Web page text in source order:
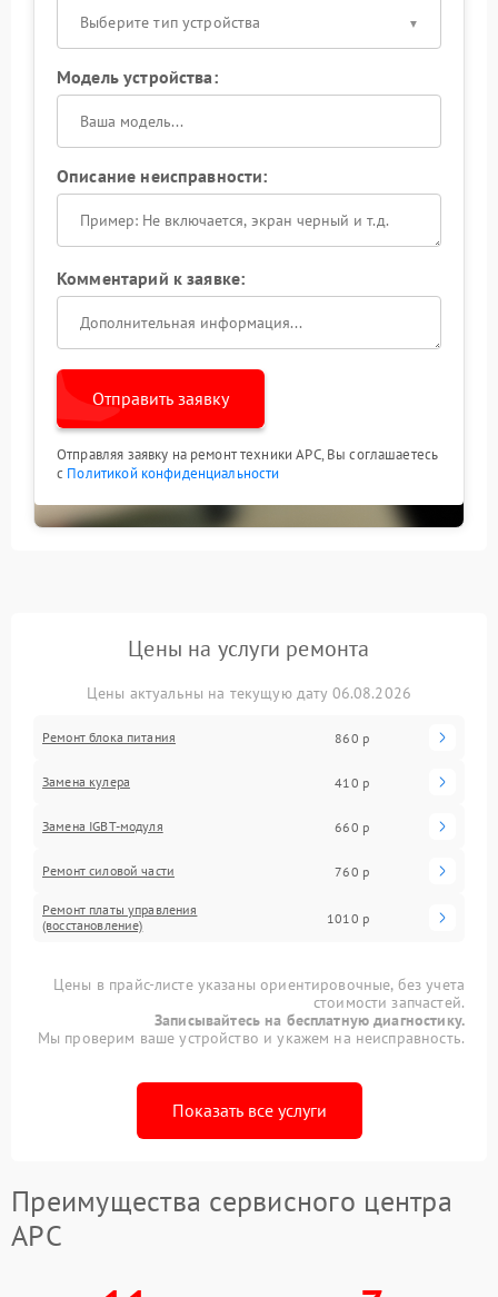
Выберите тип устройства
Модель устройства:
Описание неисправности:
Комментарий к заявке:
Отправить заявку
Отправляя заявку на ремонт техники APC, Вы соглашаетесь
с Политикой конфиденциальности
Цены на услуги ремонта
Цены актуальны на текущую дату 06.08.2026
Ремонт блока питания 860 р
Замена кулера 410 р
Замена IGBT-модуля 660 р
Ремонт силовой части 760 р
Ремонт платы управления
(восстановление)
1010 р
Цены в прайс-листе указаны ориентировочные, без учета
стоимости запчастей.
Записывайтесь на бесплатную диагностику.
Мы проверим ваше устройство и укажем на неисправность.
Показать все услуги
Преимущества сервисного центра
APC